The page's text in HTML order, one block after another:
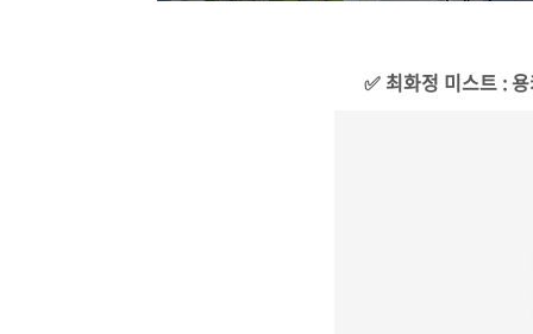
✅ 최화정 미스트 :